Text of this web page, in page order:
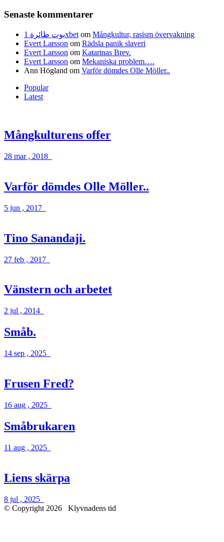
Senaste kommentarer
بوت طائرة 1xbet om Mångkultur, rasism övervakning
Evert Larsson om Rädsla panik slaveri
Evert Larsson om Katarinas Brev.
Evert Larsson om Mekaniska problem….
Ann Högland om Varför dömdes Olle Möller..
Popular
Latest
Mångkulturens offer
28 mar , 2018
Varför dömdes Olle Möller..
5 jun , 2017
Tino Sanandaji.
27 feb , 2017
Vänstern och arbetet
2 jul , 2014
Småb.
14 sep , 2025
Frusen Fred?
16 aug , 2025
Småbrukaren
11 aug , 2025
Liens skärpa
8 jul , 2025
© Copyright 2026 Klyvnadens tid